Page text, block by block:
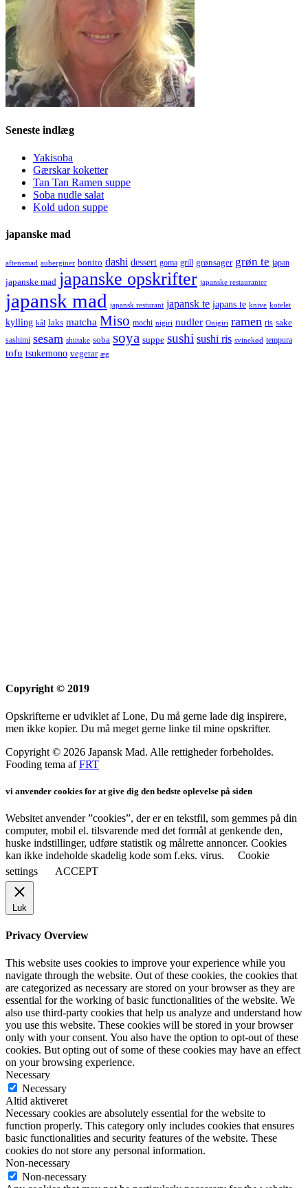
Seneste indlæg
Yakisoba
Gærskar koketter
Tan Tan Ramen suppe
Soba nudle salat
Kold udon suppe
japanske mad
aftensmad auberginer bonito dashi dessert goma grill grønsager grøn te japan
japanske mad japanske opskrifter japanske restauranter
japansk mad japansk resturant japansk te japans te knive kotelet
kylling kål laks matcha Miso mochi nigiri nudler Onigiri ramen ris sake
sashimi sesam shiitake soba soya suppe sushi sushi ris svinekød tempura
tofu tsukemono vegetar æg
Copyright © 2019
Opskrifterne er udviklet af Lone, Du må gerne lade dig inspirere,
men ikke kopier. Du må meget gerne linke til mine opskrifter.
Copyright © 2026 Japansk Mad. Alle rettigheder forbeholdes.
Fooding tema afFRT
vi anvender cookies for at give dig den bedste oplevelse på siden
Websitet anvender ”cookies”, der er en tekstfil, som gemmes på din
computer, mobil el. tilsvarende med det formål at genkende den,
huske indstillinger, udføre statistik og målrette annoncer. Cookies
kan ikke indeholde skadelig kode som f.eks. virus.
Cookie
settings
ACCEPT
Luk
Privacy Overview
This website uses cookies to improve your experience while you
navigate through the website. Out of these cookies, the cookies that
are categorized as necessary are stored on your browser as they are
essential for the working of basic functionalities of the website. We
also use third-party cookies that help us analyze and understand how
you use this website. These cookies will be stored in your browser
only with your consent. You also have the option to opt-out of these
cookies. But opting out of some of these cookies may have an effect
on your browsing experience.
Necessary
Necessary
Altid aktiveret
Necessary cookies are absolutely essential for the website to
function properly. This category only includes cookies that ensures
basic functionalities and security features of the website. These
cookies do not store any personal information.
Non-necessary
Non-necessary